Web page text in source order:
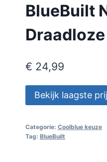
BlueBuilt
€ 24,99
Bekijk laagste
Categorie: Coolblue keuze
Tag: BlueBuilt